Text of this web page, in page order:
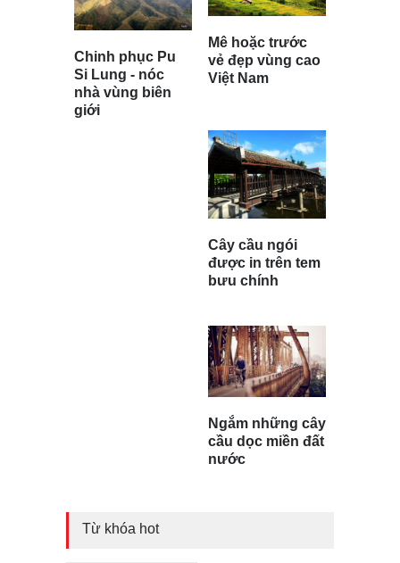
Chinh phục Pu
Si Lung - nóc
nhà vùng biên
giới
Mê hoặc trước
vẻ đẹp vùng cao
Việt Nam
Cây cầu ngói
được in trên tem
bưu chính
Ngắm những cây
cầu dọc miền đất
nước
Từ khóa hot